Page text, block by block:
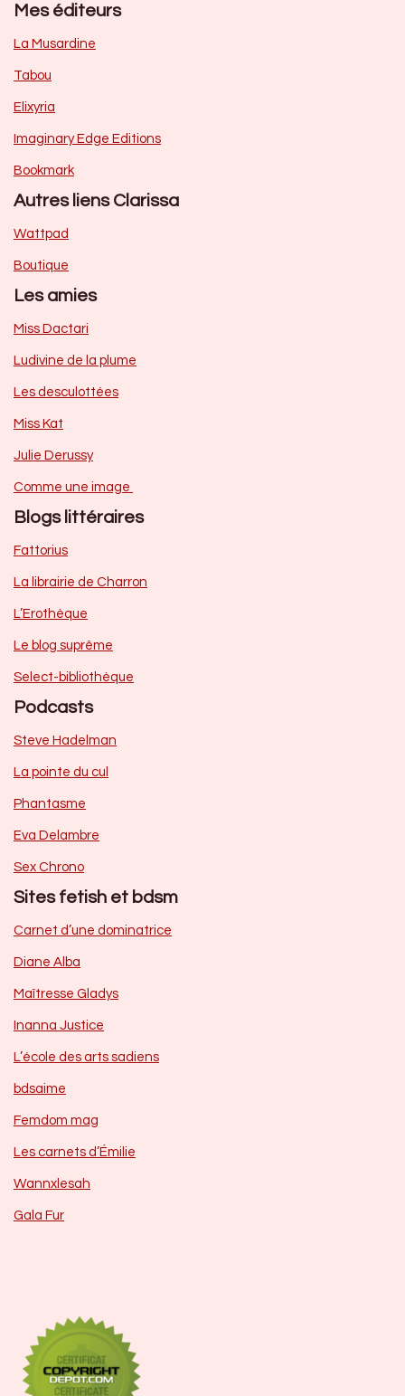
Mes éditeurs
La Musardine
Tabou
Elixyria
Imaginary Edge Editions
Bookmark
Autres liens Clarissa
Wattpad
Boutique
Les amies
Miss Dactari
Ludivine de la plume
Les desculottées
Miss Kat
Julie Derussy
Comme une image
Blogs littéraires
Fattorius
La librairie de Charron
L’Erothèque
Le blog suprême
Select-bibliothèque
Podcasts
Steve Hadelman
La pointe du cul
Phantasme
Eva Delambre
Sex Chrono
Sites fetish et bdsm
Carnet d’une dominatrice
Diane Alba
Maîtresse Gladys
Inanna Justice
L’école des arts sadiens
bdsaime
Femdom mag
Les carnets d’Émilie
Wannxlesah
Gala Fur